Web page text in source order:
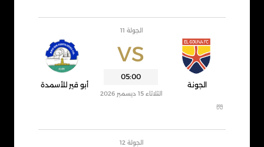
VS
الجونة
05:00
الجولة 11
الثلاثاء 15 ديسمبر 2026
أبو قير للأسمدة
الجولة 12